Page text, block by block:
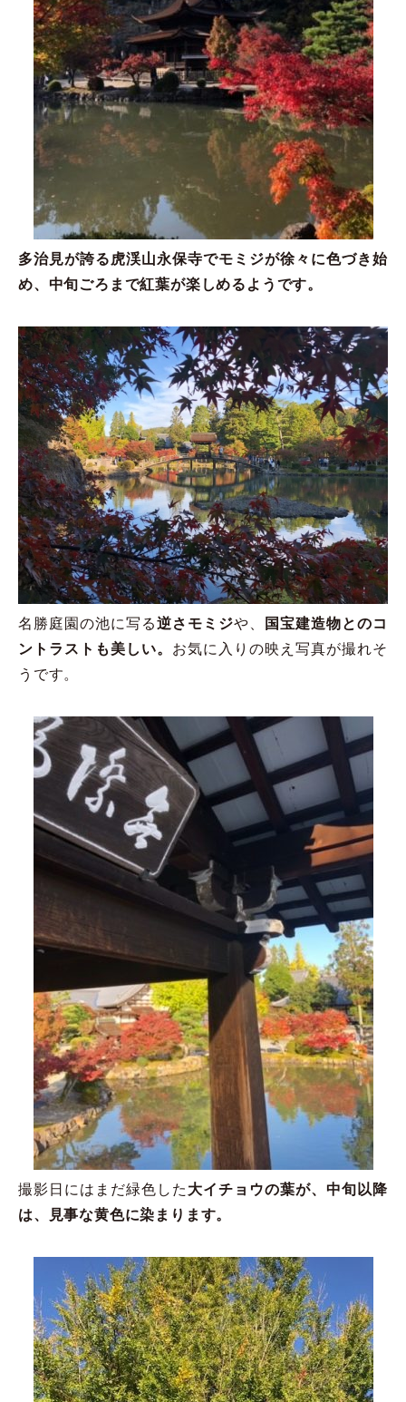
多治見が誇る虎渓山永保寺でモミジが徐々に色づき始
め、中旬ごろまで紅葉が楽しめるようです。
名勝庭園の池に写る逆さモミジや、
国宝建造物とのコ
ントラストも美しい。 お気に入りの映え写真が撮れそ
うです。
撮影日にはまだ緑色した 大イチョウの葉が、中旬以降
は、見事な黄色に染まります。